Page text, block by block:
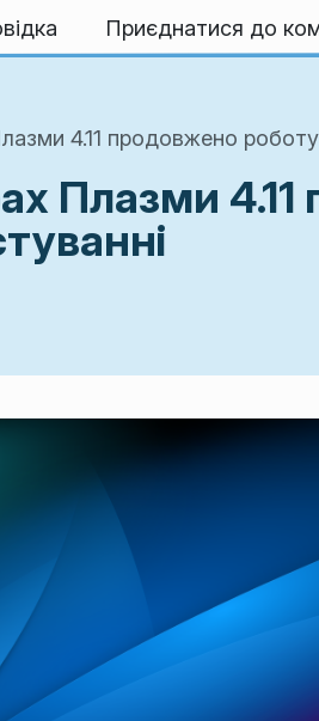
Приєднатися до
4.11 продовжено роботу
Плазми 4.11